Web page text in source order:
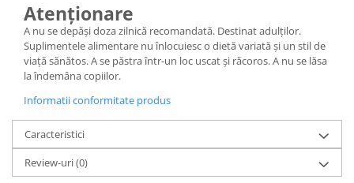
Atenționare
A nu se depăși doza zilnică recomandată. Destinat adulților.
Suplimentele alimentare nu înlocuiesc o dietă variată și un stil de
viață sănătos. A se păstra într-un loc uscat și răcoros. A nu se lăsa
la îndemâna copiilor.
Informatii conformitate produs
Caracteristici
Review-uri(0)